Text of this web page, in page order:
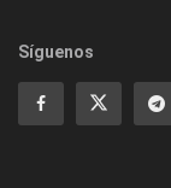
Síguenos